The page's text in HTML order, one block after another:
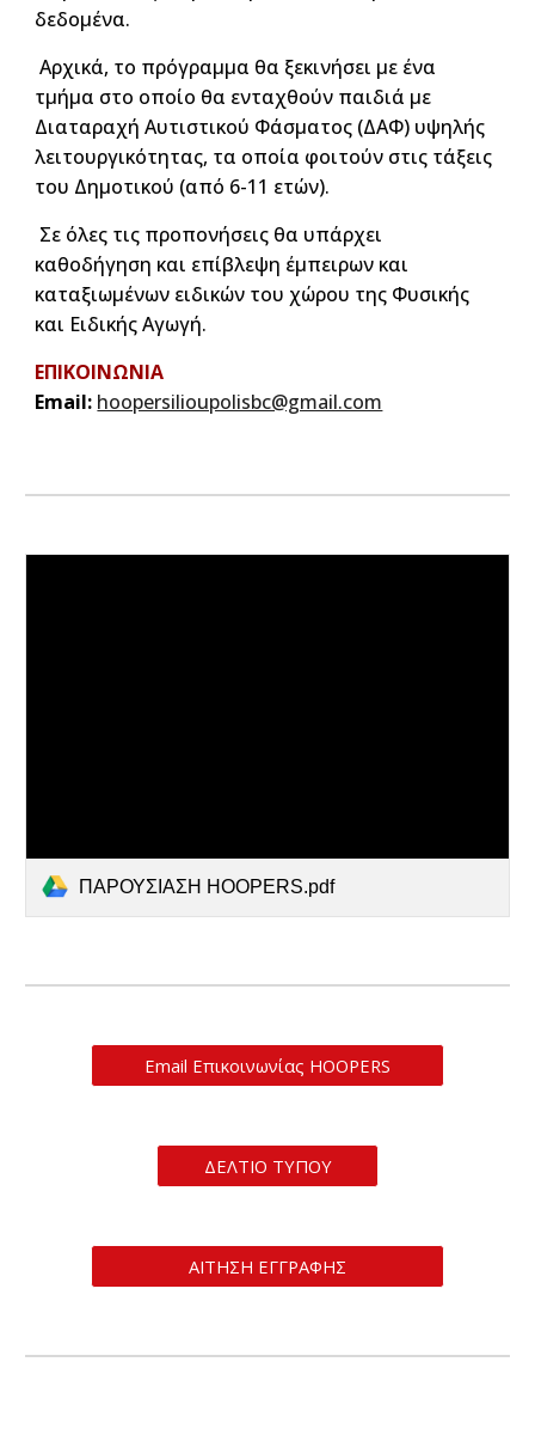
δεδομένα.
Αρχικά, το πρόγραμμα θα ξεκινήσει με ένα
τμήμα στο οποίο θα ενταχθούν παιδιά με
Διαταραχή Αυτιστικού Φάσματος (ΔΑΦ) υψηλής
λειτουργικότητας, τα οποία φοιτούν στις τάξεις
του Δημοτικού (από 6-11 ετών).
Σε όλες τις προπονήσεις θα υπάρχει
καθοδήγηση και επίβλεψη έμπειρων και
καταξιωμένων ειδικών του χώρου της Φυσικής
και Ειδικής Αγωγή.
ΕΠΙΚΟΙΝΩΝΙΑ
Email: hoopersilioupolisbc@gmail.com
ΠΑΡΟΥΣΙΑΣΗ HOOPERS.pdf
Εmail Επικοινωνίας HOOPERS
ΔΕΛΤΙΟ ΤΥΠΟΥ
ΑΙΤΗΣΗ ΕΓΓΡΑΦΗΣ